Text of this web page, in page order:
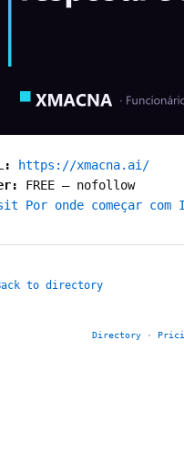
https://xmacna.ai/
FREE — nofollow
Por onde começar com
to directory
Directory ·